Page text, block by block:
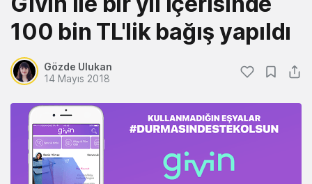
100 bin TL'lik bağış yapıldı
Gözde Ulukan
14 Mayıs 2018